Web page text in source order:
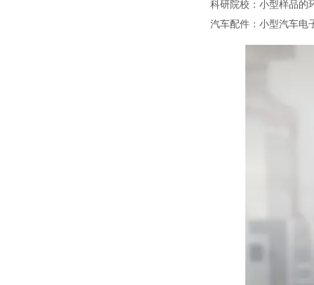
科研院校：小型样品的
汽车配件：小型汽车电